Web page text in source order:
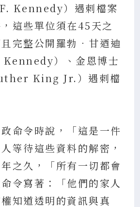
Kennedy）遇刺檔案
這些單位須在45天之
完整公開羅勃．甘迺迪
Kennedy）、金恩博士
King Jr.）遇刺檔
命令時說，「這是一件
等待這些資料的解密，
之久，「所有一切都會
令寫著：「他們的家人
知道透明的資訊與真